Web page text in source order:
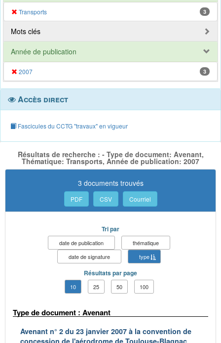
Transports 3
Mots clés
Année de publication
2007 3
Accès direct
Fascicules du CCTG "travaux" en vigueur
Résultats de recherche : - Type de document: Avenant,
Thématique: Transports, Année de publication: 2007
3 documents trouvés
PDF CSV Courriel
Tri par
date de publication
thématique
date de signature
type
Résultats par page
10 25 50 100
Type de document : Avenant
Avenant n° 2 du 23 janvier 2007 à la convention de
concession de l'aérodrome de Toulouse-Blagnac